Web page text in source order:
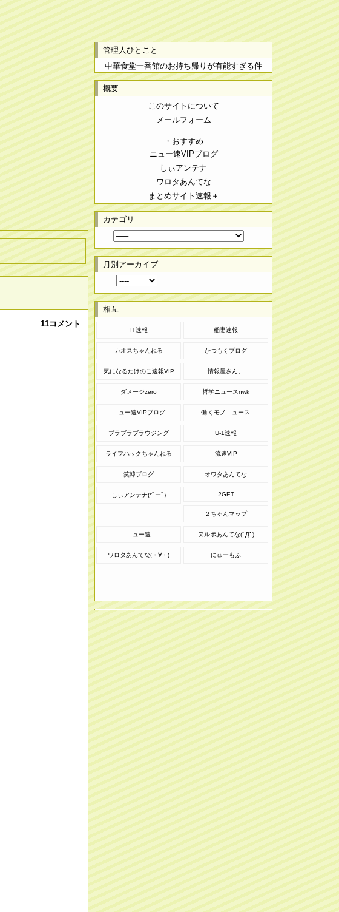
11コメント
管理人ひとこと
中華食堂一番館のお持ち帰りが有能すぎる件
概要
このサイトについて
メールフォーム
・おすすめ
ニュー速VIPブログ
しぃアンテナ
ワロタあんてな
まとめサイト速報＋
カテゴリ
月別アーカイブ
相互
IT速報 稲妻速報
カオスちゃんねる かつもくブログ
気になるたけのこ速報VIP 情報屋さん。
ダメージzero 哲学ニュースnwk
ニュー速VIPブログ 働くモノニュース
ブラブラブラウジング U-1速報
ライフハックちゃんねる 流速VIP
笑韓ブログ オワタあんてな
しぃアンテナ(*ﾟーﾟ) 2GET
２ちゃんマップ
ニュー速 ヌルポあんてな(ﾟДﾟ)
ワロタあんてな(・∀・) にゅーもふ